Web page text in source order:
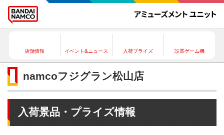
店舗情報 イベント&ニュース 入荷プライズ 設置ゲーム機
namcoフジグラン松山店
入荷景品・プライズ情報